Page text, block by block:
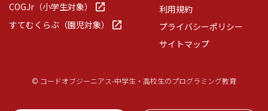
COGJr（小学生対象）
すてむくらぶ（園児対象）
利用規約
プライバシーポリシー
サイトマップ
© コードオブジーニアス-中学生・高校生のプログラミング教育